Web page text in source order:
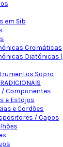
em Sib
Cromáticas
Diatónicas |
Sopro
Componentes
e Estojos
e Cordões
/ Capos